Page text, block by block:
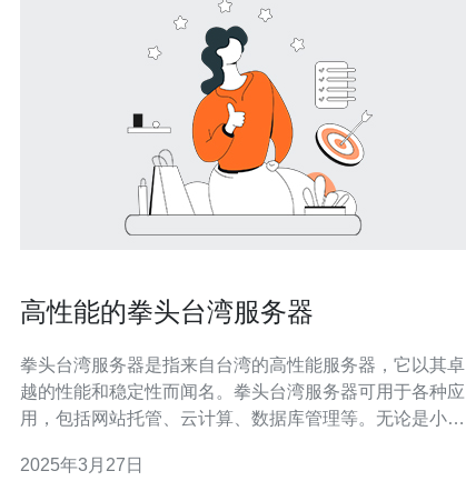
高性能的拳头台湾服务器
拳头台湾服务器是指来自台湾的高性能服务器，它以其卓
越的性能和稳定性而闻名。拳头台湾服务器可用于各种应
用，包括网站托管、云计算、数据库管理等。无论是小型
求。 拳头台湾服务器具有以下几个显著特点： 卓越的性
2025年3月27日